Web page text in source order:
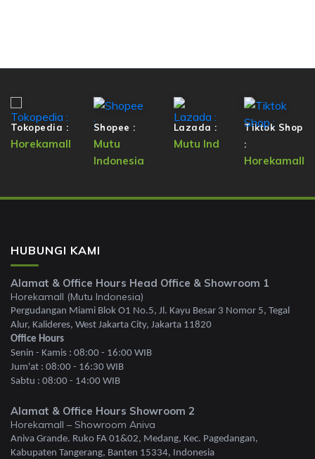
Tokopedia :
Horekamall
Shopee :
Mutu
Indonesia
Lazada :
Mutu Ind
Tiktok Shop
:
Horekamall
HUBUNGI KAMI
Alamat & Office Hours Head Office & Showroom 1
Horekamall (Mutu Indonesia)
Pergudangan Miami Blok O1 No.5, Jl. Kayu Besar 3 Nomor 5, Tegal
Alur, Kalideres, West Jakarta City, Jakarta 11820
Office Hours
Senin - Kamis : 08:00 - 16:00 WIB
Jum'at : 08:00 - 16:30 WIB
Sabtu : 08:00 - 14:00 WIB
Alamat & Office Hours Showroom 2
Horekamall – Showroom Aniva
Aniva Grande. Ruko FA 01&02, Medang, Kec. Pagedangan,
Kabupaten Tangerang, Banten 15334, Indonesia